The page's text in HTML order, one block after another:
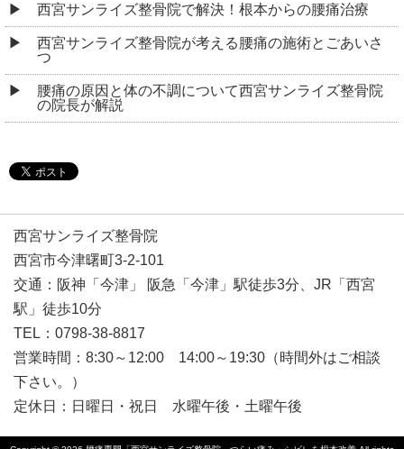
西宮サンライズ整骨院で解決！根本からの腰痛治療
西宮サンライズ整骨院が考える腰痛の施術とごあいさ
つ
腰痛の原因と体の不調について西宮サンライズ整骨院
の院長が解説
西宮サンライズ整骨院
西宮市今津曙町3-2-101
交通：阪神「今津」 阪急「今津」駅徒歩3分、JR「西宮
駅」徒歩10分
TEL：0798-38-8817
営業時間：8:30～12:00 14:00～19:30（時間外はご相談
下さい。）
定休日：日曜日・祝日 水曜午後・土曜午後